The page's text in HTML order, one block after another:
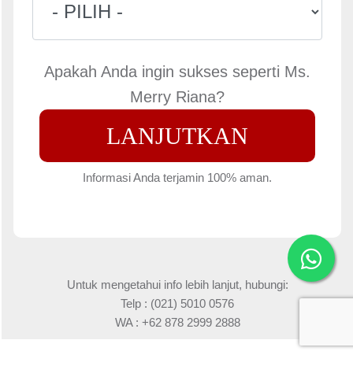
Apakah Anda ingin sukses seperti Ms.
Merry Riana?
LANJUTKAN
Informasi Anda terjamin 100% aman.
Untuk mengetahui info lebih lanjut, hubungi:
Telp : (021) 5010 0576
WA : +62 878 2999 2888